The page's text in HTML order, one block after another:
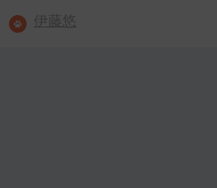
伊藤悠